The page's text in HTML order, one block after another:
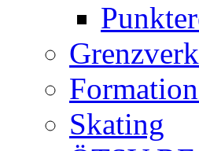
Skating